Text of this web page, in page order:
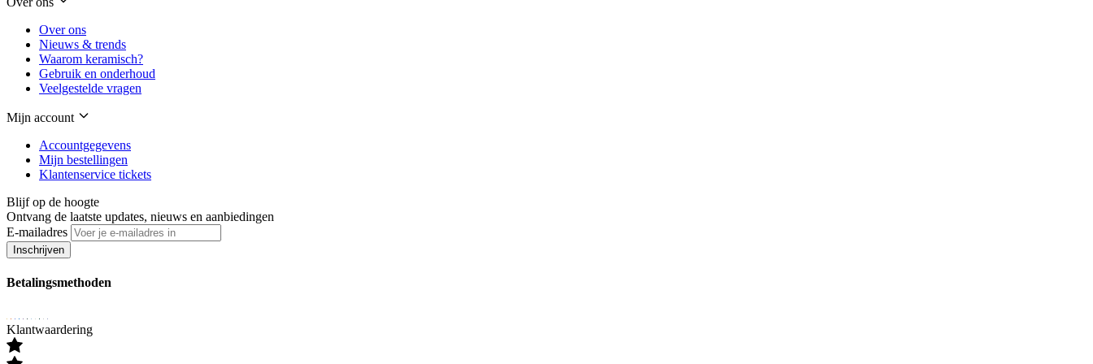
Over ons
Nieuws & trends
Waarom keramisch?
Gebruik en onderhoud
Veelgestelde vragen
Mijn account
Accountgegevens
Mijn bestellingen
Klantenservice tickets
Blijf op de hoogte
Ontvang de laatste updates, nieuws en aanbiedingen
E-mailadres
Inschrijven
Betalingsmethoden
Klantwaardering